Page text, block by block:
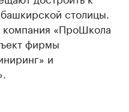
столицы.
«ПроШкола
фирмы
и